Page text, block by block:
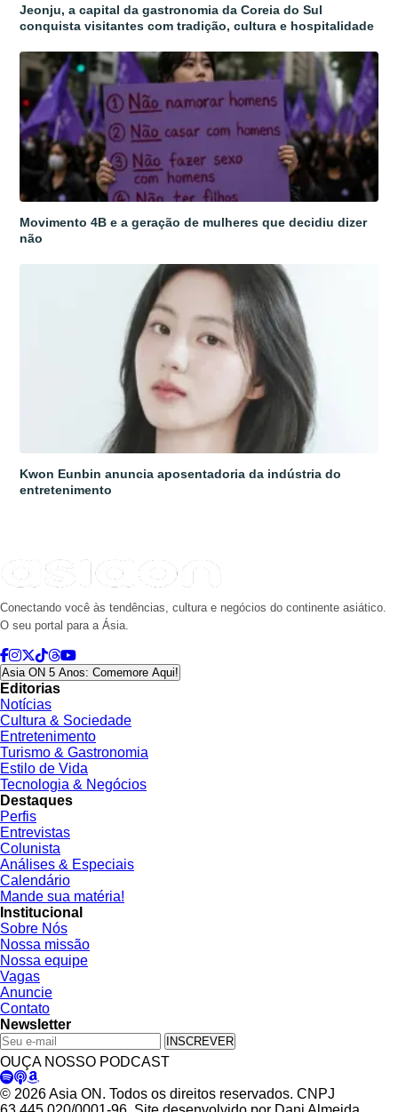
Jeonju, a capital da gastronomia da Coreia do Sul
conquista visitantes com tradição, cultura e hospitalidade
Movimento 4B e a geração de mulheres que decidiu dizer
não
Kwon Eunbin anuncia aposentadoria da indústria do
entretenimento
Conectando você às tendências, cultura e negócios do continente asiático.
O seu portal para a Ásia.
Asia ON 5 Anos: Comemore Aqui!
Editorias
Notícias
Cultura & Sociedade
Entretenimento
Turismo & Gastronomia
Estilo de Vida
Tecnologia & Negócios
Destaques
Perfis
Entrevistas
Colunista
Análises & Especiais
Calendário
Mande sua matéria!
Institucional
Sobre Nós
Nossa missão
Nossa equipe
Vagas
Anuncie
Contato
Newsletter
INSCREVER
OUÇA NOSSO PODCAST
© 2026 Asia ON. Todos os direitos reservados. CNPJ